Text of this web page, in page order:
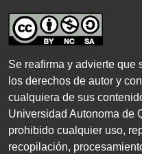
Se reafirma y advierte que
los derechos de autor y
cualquiera de sus
Universidad Autonoma de
prohibido cualquier uso,
recopilación,